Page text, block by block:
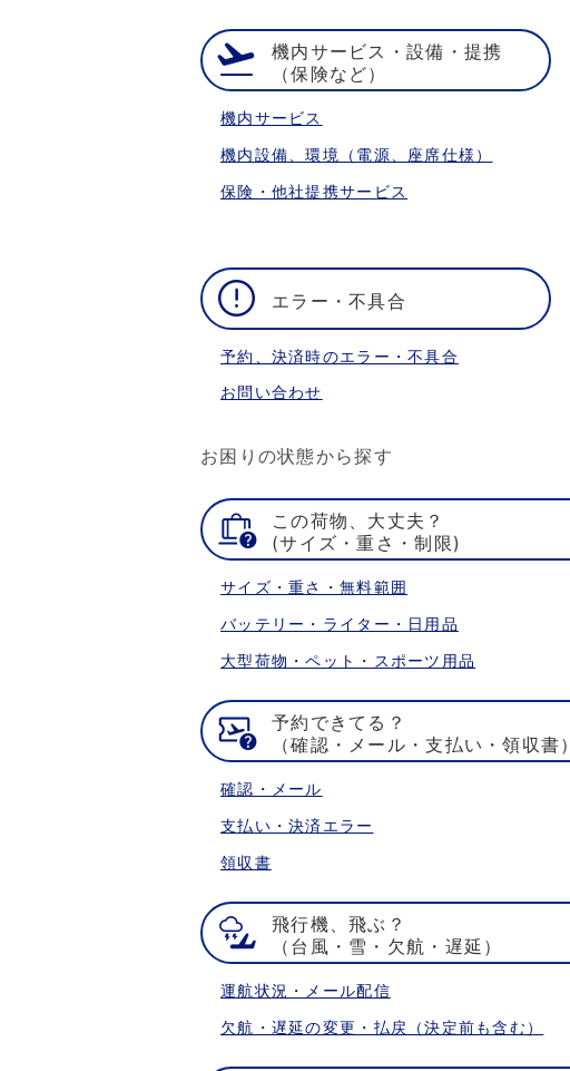
機内サービス・設備・提携
（保険など）
機内サービス
機内設備、環境（電源、座席仕様）
保険・他社提携サービス
エラー・不具合
予約、決済時のエラー・不具合
お問い合わせ
お困りの状態から探す
この荷物、大丈夫？
(サイズ・重さ・制限)
サイズ・重さ・無料範囲
バッテリー・ライター・日用品
大型荷物・ペット・スポーツ用品
予約できてる？
（確認・メール・支払い・領収書）
確認・メール
支払い・決済エラー
領収書
飛行機、飛ぶ？
（台風・雪・欠航・遅延）
運航状況・メール配信
欠航・遅延の変更・払戻（決定前も含む）